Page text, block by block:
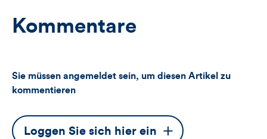
Kommentare
Sie müssen angemeldet sein, um diesen Artikel zu
kommentieren
Dieser
Loggen Sie sich hier ein